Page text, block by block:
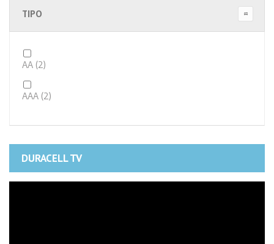
TIPO B
AA (2)
AAA (2)
DURACELL TV